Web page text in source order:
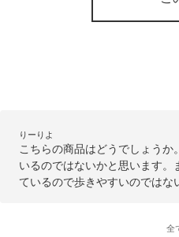
りーりよ
こちらの商品はどうでしょう
いるのではないかと思います
ているので歩きやすいのではな
全